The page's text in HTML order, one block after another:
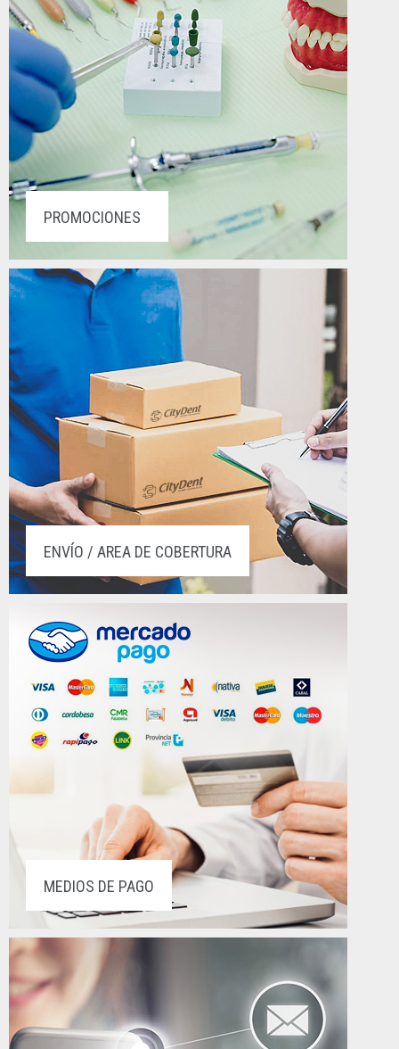
PROMOCIONES
ENVÍO / AREA DE COBERTURA
MEDIOS DE PAGO